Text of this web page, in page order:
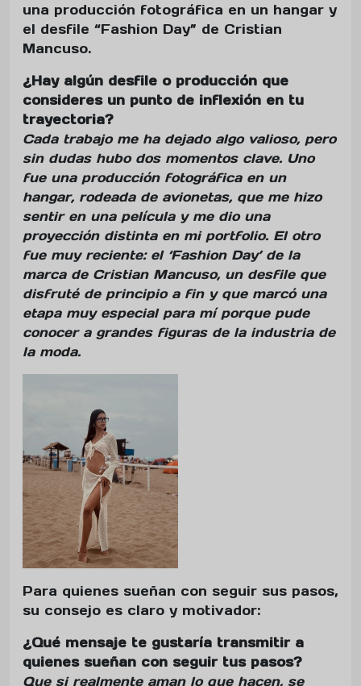
una producción fotográfica en un hangar y
el desfile “Fashion Day” de Cristian
Mancuso.
¿Hay algún desfile o producción que
consideres un punto de inflexión en tu
trayectoria?
Cada trabajo me ha dejado algo valioso, pero
sin dudas hubo dos momentos clave. Uno
fue una producción fotográfica en un
hangar, rodeada de avionetas, que me hizo
sentir en una película y me dio una
proyección distinta en mi portfolio. El otro
fue muy reciente: el ‘Fashion Day’ de la
marca de Cristian Mancuso, un desfile que
disfruté de principio a fin y que marcó una
etapa muy especial para mí porque pude
conocer a grandes figuras de la industria de
la moda.
Para quienes sueñan con seguir sus pasos,
su consejo es claro y motivador:
¿Qué mensaje te gustaría transmitir a
quienes sueñan con seguir tus pasos?
Que si realmente aman lo que hacen, se